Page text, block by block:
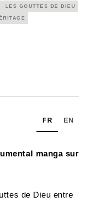
LES GOUTTES DE DIEU
FR EN
manga sur
de Dieu entre